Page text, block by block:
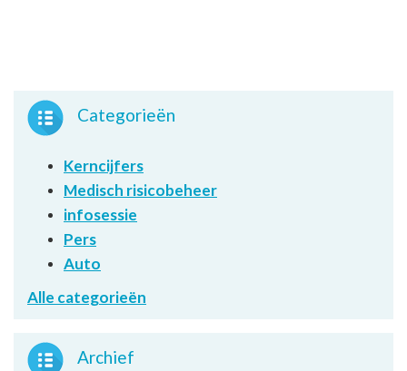
Categorieën
Kerncijfers
Medisch risicobeheer
infosessie
Pers
Auto
Alle categorieën
Archief